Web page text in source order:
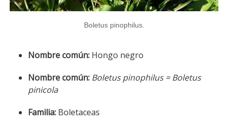
Boletus pinophilus.
Nombre común: Hongo negro
Nombre común: Boletus pinophilus = Boletus
pinicola
Familia: Boletaceas